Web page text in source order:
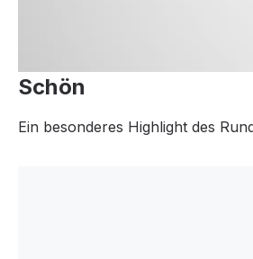
Schön
Ein besonderes Highlight des